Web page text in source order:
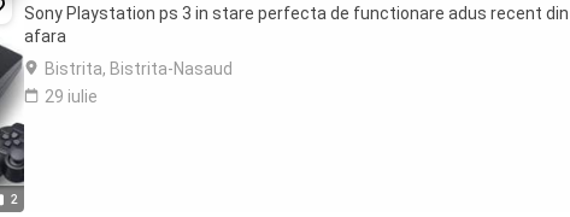
2
Sony Playstation ps 3 in stare perfecta de functionare adus recent din
afara
Bistrita, Bistrita-Nasaud
29 iulie